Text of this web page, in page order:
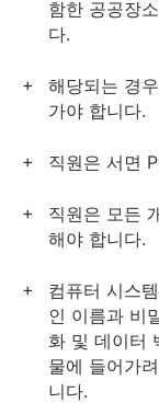
함한 공공장
다.
해당되는 경
가야 합니다.
직원은 서면
직원은 모든
해야 합니다.
컴퓨터 시스
인 이름과 비
화 및 데이터
물에 들어가
니다.